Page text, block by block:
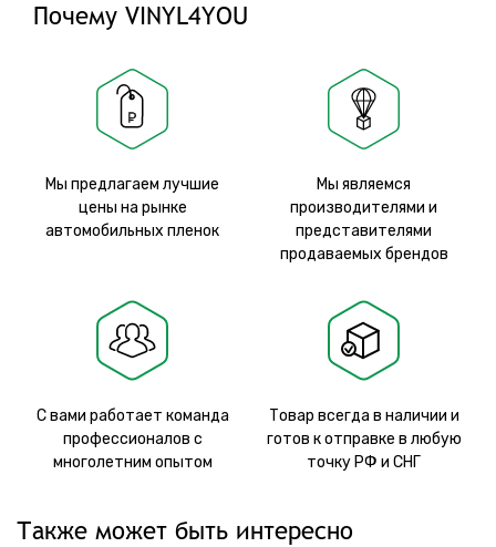
Почему VINYL4YOU
Мы предлагаем лучшие
цены на рынке
автомобильных пленок
Мы являемся
производителями и
представителями
продаваемых брендов
С вами работает команда
профессионалов с
многолетним опытом
Товар всегда в наличии и
готов к отправке в любую
точку РФ и СНГ
Также может быть интересно